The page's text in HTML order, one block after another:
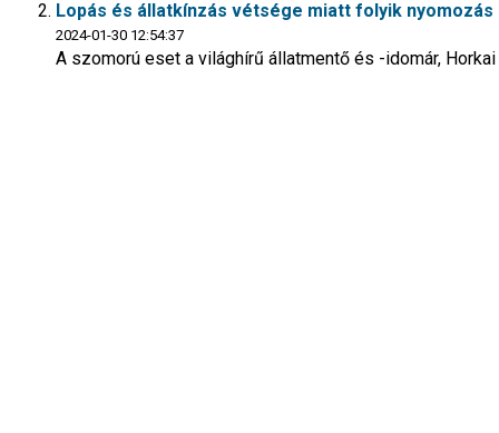
Lopás és állatkínzás vétsége miatt folyik
2024-01-30 12:54:37
A szomorú eset a világhírű állatmentő és -idomár,